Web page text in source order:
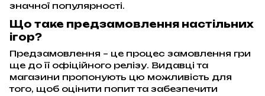
значної популярності.
Що таке предзамовлення настільних
ігор?
Предзамовлення – це процес замовлення гри
ще до її офіційного релізу. Видавці та
магазини пропонують цю можливість для
того, щоб оцінити попит та забезпечити